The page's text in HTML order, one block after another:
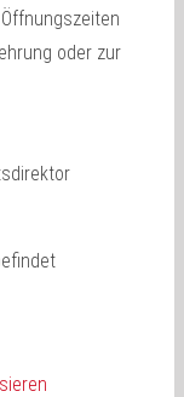
oder zur